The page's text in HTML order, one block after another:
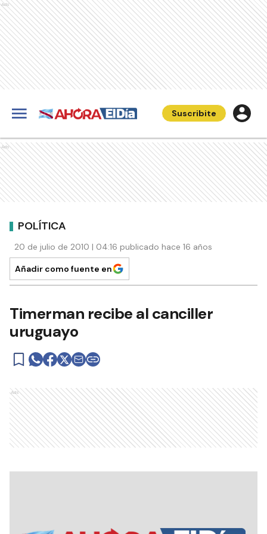
Ads
Suscribite
Ads
POLÍTICA
20 de julio de 2010 | 04:16 publicado hace 16 años
Añadir como fuente en
Timerman recibe al canciller
uruguayo
Ads